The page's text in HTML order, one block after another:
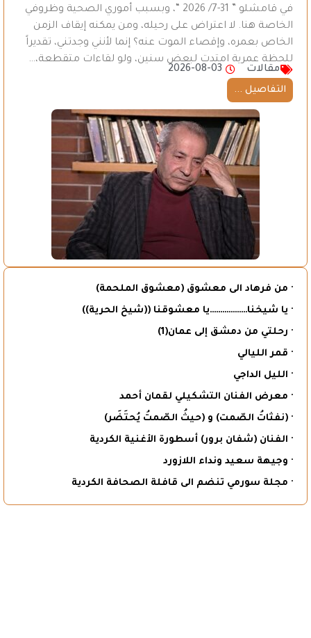
في قامشلو ” 31-7/ 2026 “، وبسبب أموري الصحية وظروفي
الخاصة هنا. لا اعتراض على رحيله، ومن يمكنه إيقاف الزمن
الخاص بعمره، وإقصاء الموت عنه؟ إنما لأنني وجدتني، تقديراً
للحظة عمرية امتدت لبعض سنين، ولو لقاءات متقطعة،…
مقالات
2026-08-03
التفاصيل ...
· من فرهاد الى معشوق (معشوق الملحمة)
· يا شيخنا………………يا معشوقنا ((شيخ الحرية))
· رحلتي من دمشق إلى عمان(1)
· قمر الليالي
· الليل الداجي
· معرض الفنان التشكيلي لقمان أحمد
· (نفثاتُ الصّمت) و (حيثُ الصّمتُ يُحتَضَر)
· الفنان (شفان برور) أسطورة الأغنية الكردية
· وجيهة سعيد ونداء اللازورد
· مجلة سورمي تنضم الى قافلة الصحافة الكردية